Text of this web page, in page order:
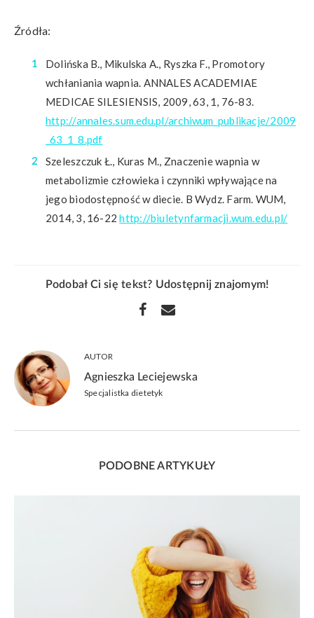
Źródła:
Dolińska B., Mikulska A., Ryszka F., Promotory
wchłaniania wapnia. ANNALES ACADEMIAE
MEDICAE SILESIENSIS, 2009, 63, 1, 76-83.
http://annales.sum.edu.pl/archiwum_publikacje/2009
_63_1_8.pdf
Szeleszczuk Ł., Kuras M., Znaczenie wapnia w
metabolizmie człowieka i czynniki wpływające na
jego biodostępność w diecie. B Wydz. Farm. WUM,
2014, 3, 16-22http://biuletynfarmacji.wum.edu.pl/
Podobał Ci się tekst? Udostępnij znajomym!
AUTOR
Agnieszka Leciejewska
Specjalistka dietetyk
PODOBNE ARTYKUŁY